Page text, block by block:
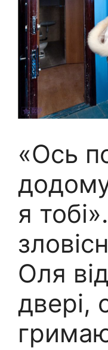
«Ось
я
Оля
двері,